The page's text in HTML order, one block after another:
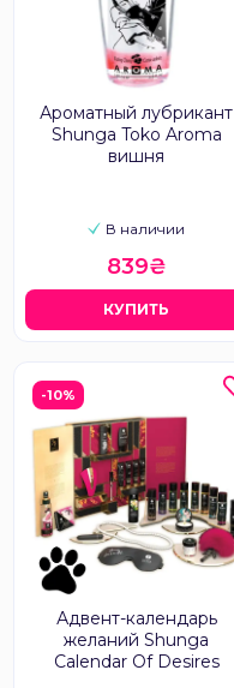
Ароматный лубрикант
Shunga Toko Aroma
вишня
В наличии
839₴
КУПИТЬ
-10%
Адвент-календарь
желаний Shunga
Calendar Of Desires